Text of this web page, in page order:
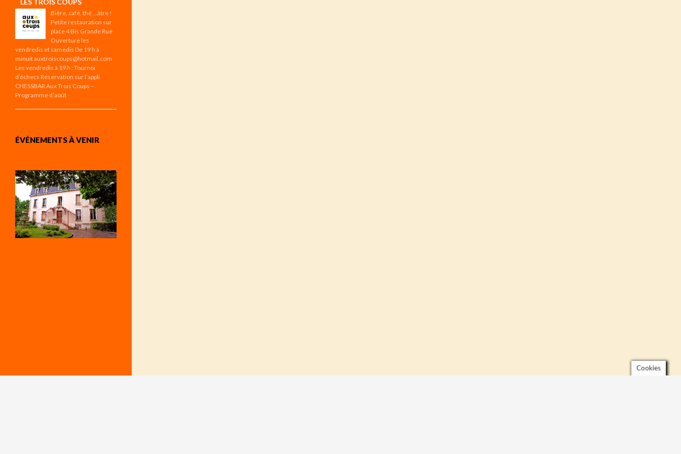
LES TROIS COUPS
Bière, café, thé …âtre !
Petite restauration sur
place 4 Bis Grande Rue
Ouverture les
vendredis et samedis De 19 h à
minuit auxtroiscoups@hotmail.com
Les vendredis à 19 h : Tournoi
d’échecs Réservation sur l’appli
CHESSBAR Aux Trois Coups –
Programme d’août
ÉVÉNEMENTS À VENIR
Cookies